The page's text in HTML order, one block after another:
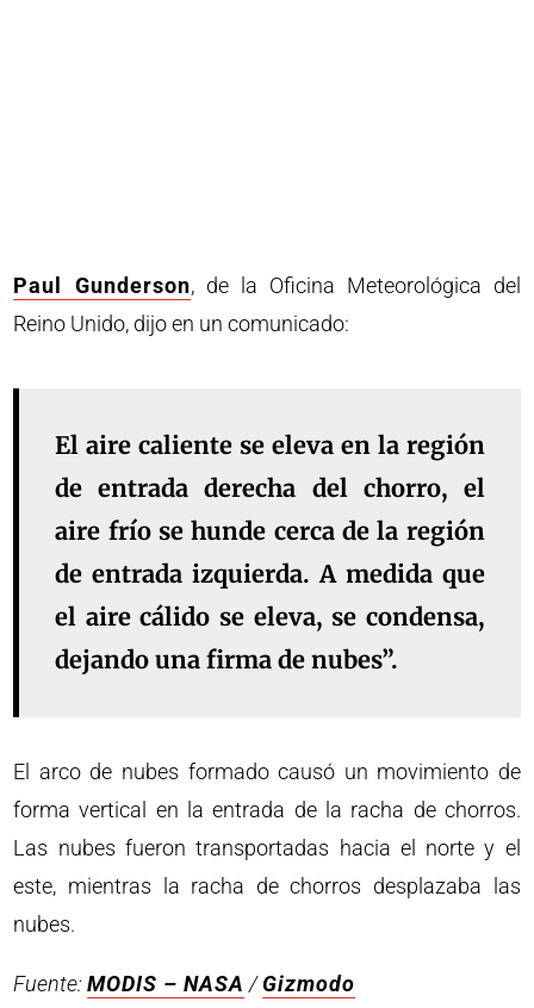
Paul Gunderson, de la Oficina Meteorológica del
Reino Unido, dijo en un comunicado:
El aire caliente se eleva en la región
de entrada derecha del chorro, el
aire frío se hunde cerca de la región
de entrada izquierda. A medida que
el aire cálido se eleva, se condensa,
dejando una firma de nubes”.
El arco de nubes formado causó un movimiento de
forma vertical en la entrada de la racha de chorros.
Las nubes fueron transportadas hacia el norte y el
este, mientras la racha de chorros desplazaba las
nubes.
Fuente:MODIS – NASA /Gizmodo